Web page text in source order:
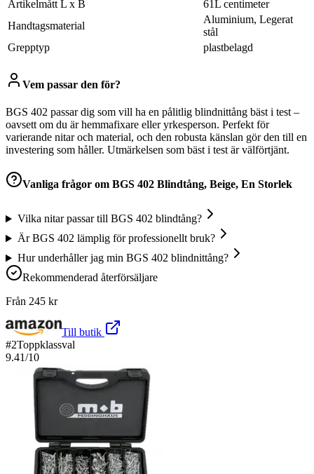
Artikelmått L x B
61L centimeter
Handtagsmaterial
Aluminium, Legerat
stål
Grepptyp
plastbelagd
Vem passar den för?
BGS 402 passar dig som vill ha en pålitlig blindnittång bäst i test –
oavsett om du är hemmafixare eller yrkesperson. Perfekt för
varierande nitar och material, och den robusta känslan gör den till en
investering som håller. Utmärkelsen som bäst i test är välförtjänt.
Vanliga frågor om BGS 402 Blindtång, Beige, En Storlek
Vilka nitar passar till BGS 402 blindtång?
Är BGS 402 lämplig för professionellt bruk?
Hur underhåller jag min BGS 402 blindnittång?
Rekommenderad återförsäljare
Från 245 kr
Till butik
#2Toppklassval
9.41/10